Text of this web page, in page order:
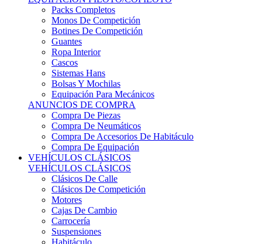
Monos De Competición
Botines De Competición
Guantes
Ropa Interior
Cascos
Sistemas Hans
Bolsas Y Mochilas
Equipación Para Mecánicos
ANUNCIOS DE COMPRA
Compra De Piezas
Compra De Neumáticos
Compra De Accesorios De Habitáculo
Compra De Equipación
VEHÍCULOS CLÁSICOS
VEHÍCULOS CLÁSICOS
Clásicos De Calle
Clásicos De Competición
Motores
Cajas De Cambio
Carrocería
Suspensiones
Habitáculo
Llantas